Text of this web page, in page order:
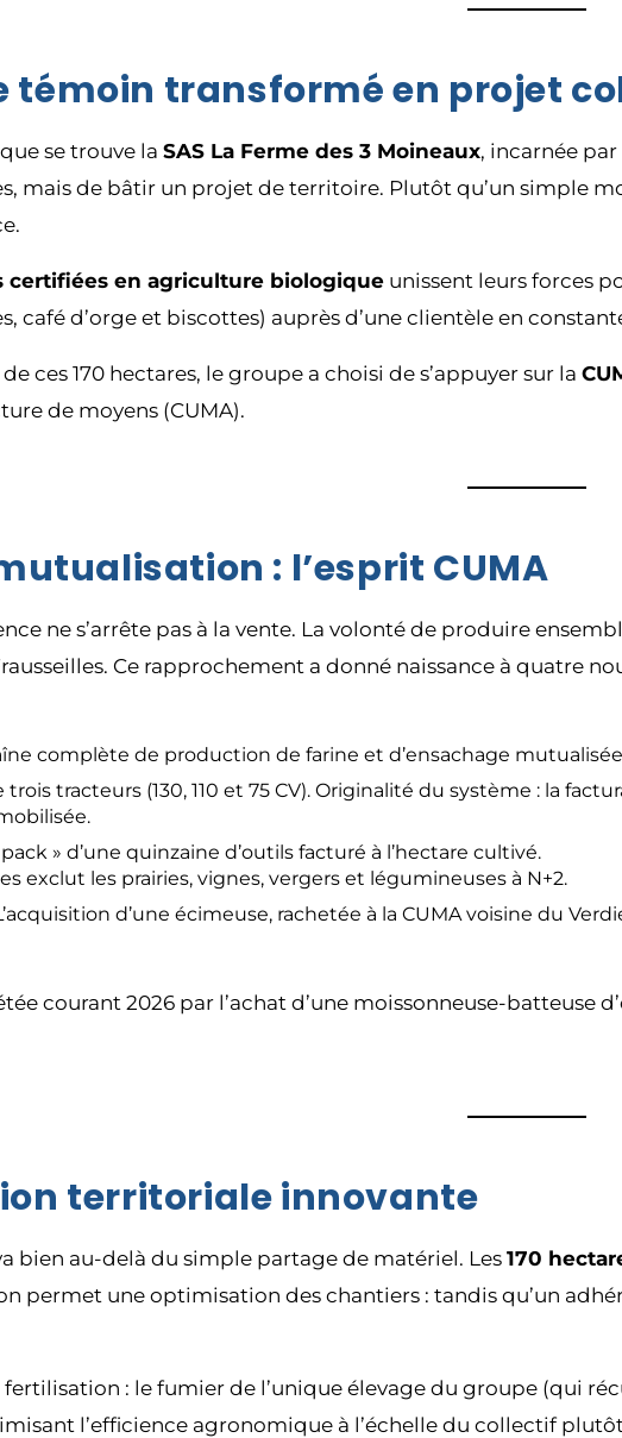
témoin transformé en projet
se trouve la SAS La Ferme des 3 Moineaux, incarnée
mais de bâtir un projet de territoire. Plutôt qu’un simple
certifiées en agriculture biologique unissent leurs forces
café d’orge et biscottes) auprès d’une clientèle en
ces 170 hectares, le groupe a choisi de s’appuyer sur la
de moyens (CUMA).
: l’esprit CUMA
ne s’arrête pas à la vente. La volonté de produire
Ce rapprochement a donné naissance à quatre
complète de production de farine et d’ensachage mutualisée
trois tracteurs (130, 110 et 75 CV). Originalité du système : la
» d’une quinzaine d’outils facturé à l’hectare cultivé.
exclut les prairies, vignes, vergers et légumineuses à N+2.
d’une écimeuse, rachetée à la CUMA voisine du
courant 2026 par l’achat d’une moissonneuse-batteuse
territoriale innovante
bien au-delà du simple partage de matériel. Les 170
permet une optimisation des chantiers : tandis qu’un
: le fumier de l’unique élevage du groupe (qui
l’efficience agronomique à l’échelle du collectif